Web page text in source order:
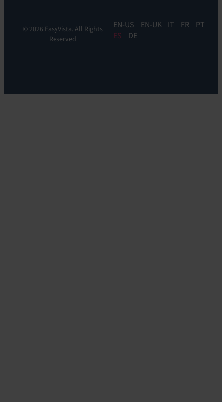
© 2026 EasyVista. All Rights
Reserved
EN EN-UK IT FR
PT
ES
DE